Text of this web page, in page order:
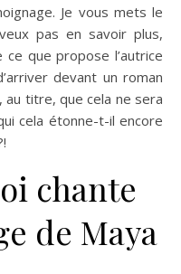
Je vous mets le
pas en savoir plus,
ce que propose l’autrice
devant un roman
au titre, que cela ne sera
cela étonne-t-il encore
chante
de Maya